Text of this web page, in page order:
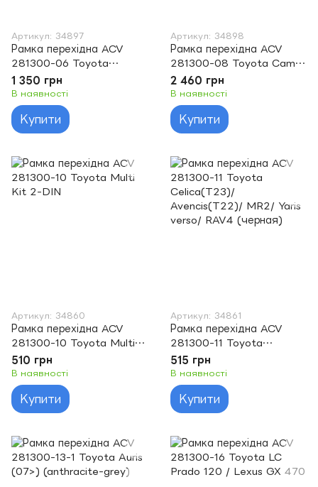
Артикул: 34897
Рамка перехідна ACV
281300-06 Toyota
Avensis (03>)
1 350 грн
В наявності
Купити
Артикул: 34898
Рамка перехідна ACV
281300-08 Toyota Camry
c 2002 до 2006
2 460 грн
В наявності
Купити
Артикул: 34860
Рамка перехідна ACV
281300-10 Toyota Multi
Kit 2-DIN
510 грн
В наявності
Купити
Артикул: 34861
Рамка перехідна ACV
281300-11 Toyota
Celica(T23)/
Avencis(T22)/ MR2/ Yaris
verso/ RAV4 (черная)
515 грн
В наявності
Купити